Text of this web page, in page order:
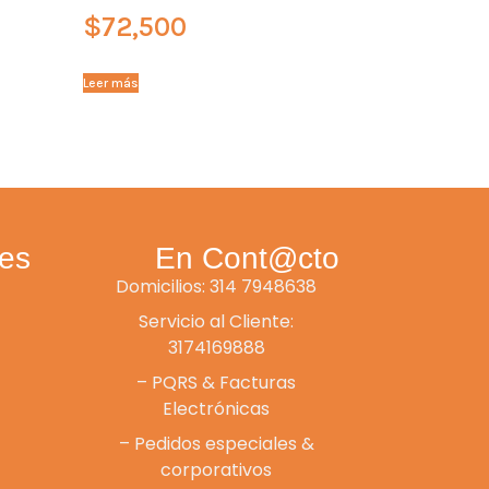
$72,500
Leer más
En Cont@cto
Domicilios: 314 7948638
Servicio al Cliente:
3174169888
– PQRS & Facturas
Electrónicas
– Pedidos especiales &
corporativos